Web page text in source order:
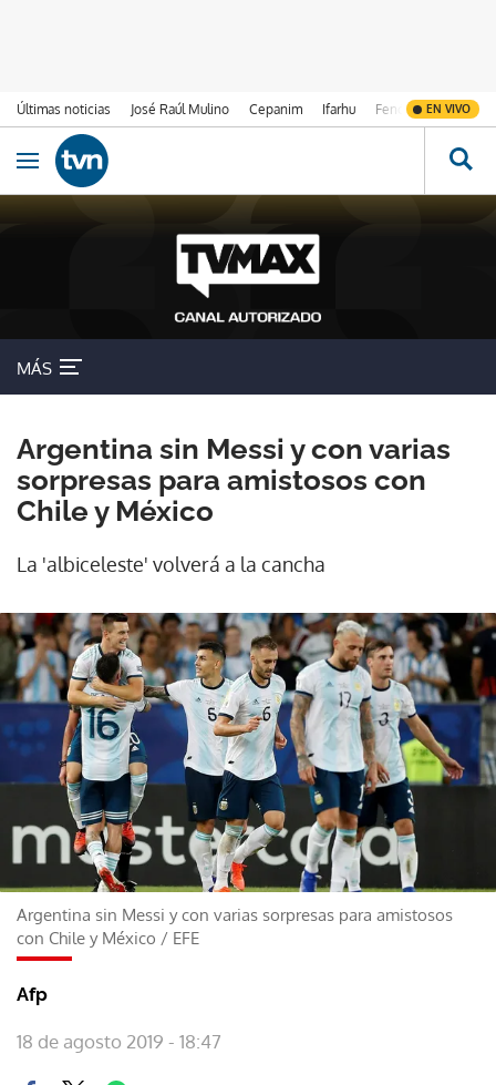
Últimas noticias José Raúl Mulino Cepanim Ifarhu Fenómeno de El
EN VIVO
Ir al contenido
Obrir navegació
MÁS
Argentina sin Messi y con varias
sorpresas para amistosos con
Chile y México
La 'albiceleste' volverá a la cancha
Argentina sin Messi y con varias sorpresas para amistosos
con Chile y México / EFE
Afp
18 de agosto 2019 - 18:47